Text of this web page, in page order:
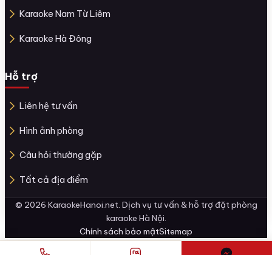
Karaoke Nam Từ Liêm
Karaoke Hà Đông
Hỗ trợ
Liên hệ tư vấn
Hình ảnh phòng
Câu hỏi thường gặp
Tất cả địa điểm
© 2026 KaraokeHanoi.net. Dịch vụ tư vấn & hỗ trợ đặt phòng
karaoke Hà Nội.
Chính sách bảo mậtSitemap